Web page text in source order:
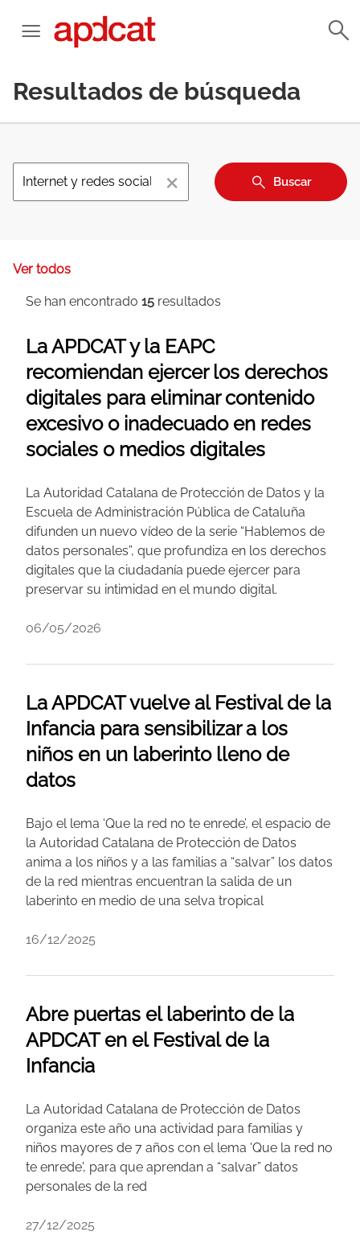
Resultados de búsqueda
× Buscar
Ver todos
Se han encontrado 15 resultados
La APDCAT y la EAPC
recomiendan ejercer los derechos
digitales para eliminar contenido
excesivo o inadecuado en redes
sociales o medios digitales
La Autoridad Catalana de Protección de Datos y la
Escuela de Administración Pública de Cataluña
difunden un nuevo vídeo de la serie “Hablemos de
datos personales”, que profundiza en los derechos
digitales que la ciudadanía puede ejercer para
preservar su intimidad en el mundo digital.
06/05/2026
La APDCAT vuelve al Festival de la
Infancia para sensibilizar a los
niños en un laberinto lleno de
datos
Bajo el lema ‘Que la red no te enrede’, el espacio de
la Autoridad Catalana de Protección de Datos
anima a los niños y a las familias a “salvar” los datos
de la red mientras encuentran la salida de un
laberinto en medio de una selva tropical
16/12/2025
Abre puertas el laberinto de la
APDCAT en el Festival de la
Infancia
La Autoridad Catalana de Protección de Datos
organiza este año una actividad para familias y
niños mayores de 7 años con el lema 'Que la red no
te enrede', para que aprendan a “salvar” datos
personales de la red
27/12/2025